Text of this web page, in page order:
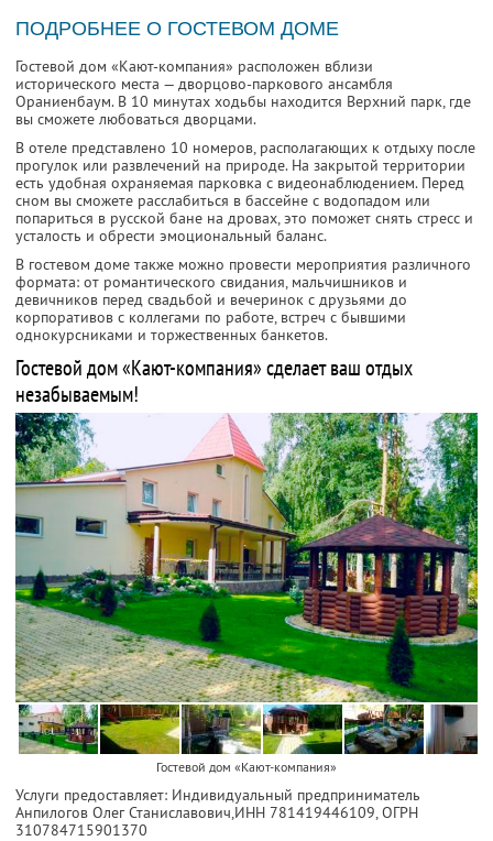
ПОДРОБНЕЕ О ГОСТЕВОМ ДОМЕ
Гостевой дом «Кают-компания» расположен вблизи
исторического места — дворцово-паркового ансамбля
Ораниенбаум. В 10 минутах ходьбы находится Верхний парк, где
вы сможете любоваться дворцами.
В отеле представлено 10 номеров, располагающих к отдыху после
прогулок или развлечений на природе. На закрытой территории
есть удобная охраняемая парковка с видеонаблюдением. Перед
сном вы сможете расслабиться в бассейне с водопадом или
попариться в русской бане на дровах, это поможет снять стресс и
усталость и обрести эмоциональный баланс.
В гостевом доме также можно провести мероприятия различного
формата: от романтического свидания, мальчишников и
девичников перед свадьбой и вечеринок с друзьями до
корпоративов с коллегами по работе, встреч с бывшими
однокурсниками и торжественных банкетов.
Гостевой дом «Кают-компания» сделает ваш отдых
незабываемым!
Гостевой дом «Кают-компания»
Услуги предоставляет: Индивидуальный предприниматель
Анпилогов Олег Станиславович,ИНН 781419446109, ОГРН
310784715901370